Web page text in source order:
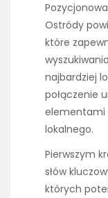
Ostródy
które
najbardziej
połączenie
elementami
lokalnego.
Pierwszym
słów
których